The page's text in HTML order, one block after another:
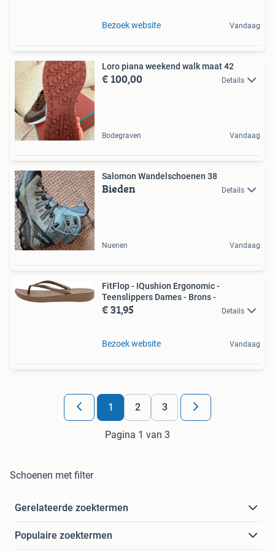
Bezoek website Vandaag
Loro piana weekend walk maat 42
€ 100,00 Details
Bodegraven Vandaag
Salomon Wandelschoenen 38
Bieden Details
Nuenen Vandaag
FitFlop - IQushion Ergonomic -
Teenslippers Dames - Brons -
€ 31,95 Details
Bezoek website Vandaag
1 2 3
Pagina 1 van 3
Schoenen met filter
Gerelateerde zoektermen
Populaire zoektermen